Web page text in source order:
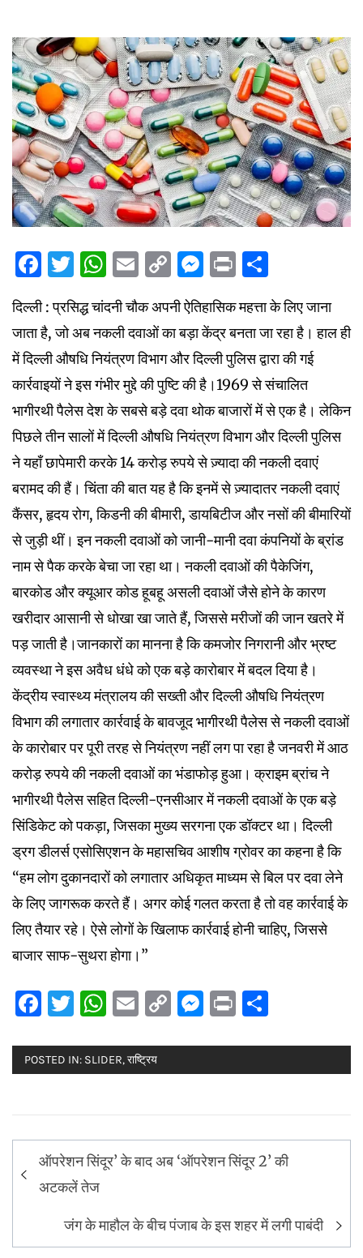
Facebook
Twitter
WhatsApp
Email
Copy
Link
Messenger
Print
दिल्ली : प्रसिद्ध चांदनी चौक अपनी ऐतिहासिक महत्ता के लिए जाना
जाता है, जो अब नकली दवाओं का बड़ा केंद्र बनता जा रहा है। हाल ही
में दिल्ली औषधि नियंत्रण विभाग और दिल्ली पुलिस द्वारा की गई
कार्रवाइयों ने इस गंभीर मुद्दे की पुष्टि की है।1969 से संचालित
भागीरथी पैलेस देश के सबसे बड़े दवा थोक बाजारों में से एक है। लेकिन
पिछले तीन सालों में दिल्ली औषधि नियंत्रण विभाग और दिल्ली पुलिस
ने यहाँ छापेमारी करके 14 करोड़ रुपये से ज़्यादा की नकली दवाएं
बरामद की हैं। चिंता की बात यह है कि इनमें से ज़्यादातर नकली दवाएं
कैंसर, हृदय रोग, किडनी की बीमारी, डायबिटीज और नसों की बीमारियों
से जुड़ी थीं। इन नकली दवाओं को जानी-मानी दवा कंपनियों के ब्रांड
नाम से पैक करके बेचा जा रहा था। नकली दवाओं की पैकेजिंग,
बारकोड और क्यूआर कोड हूबहू असली दवाओं जैसे होने के कारण
खरीदार आसानी से धोखा खा जाते हैं, जिससे मरीजों की जान खतरे में
पड़ जाती है।जानकारों का मानना है कि कमजोर निगरानी और भ्रष्ट
व्यवस्था ने इस अवैध धंधे को एक बड़े कारोबार में बदल दिया है।
केंद्रीय स्वास्थ्य मंत्रालय की सख्ती और दिल्ली औषधि नियंत्रण
विभाग की लगातार कार्रवाई के बावजूद भागीरथी पैलेस से नकली दवाओं
के कारोबार पर पूरी तरह से नियंत्रण नहीं लग पा रहा है जनवरी में आठ
करोड़ रुपये की नकली दवाओं का भंडाफोड़ हुआ। क्राइम ब्रांच ने
भागीरथी पैलेस सहित दिल्ली-एनसीआर में नकली दवाओं के एक बड़े
सिंडिकेट को पकड़ा, जिसका मुख्य सरगना एक डॉक्टर था। दिल्ली
ड्रग डीलर्स एसोसिएशन के महासचिव आशीष ग्रोवर का कहना है कि
“हम लोग दुकानदारों को लगातार अधिकृत माध्यम से बिल पर दवा लेने
के लिए जागरूक करते हैं। अगर कोई गलत करता है तो वह कार्रवाई के
लिए तैयार रहे। ऐसे लोगों के खिलाफ कार्रवाई होनी चाहिए, जिससे
बाजार साफ-सुथरा होगा।”
Facebook
Twitter
WhatsApp
Email
CopyMessenger
Print
POSTED IN: SLIDER,राष्ट्रिय
Post
navigation
ऑपरेशन सिंदूर’ के बाद अब ‘ऑपरेशन सिंदूर 2’ की
अटकलें तेज
जंग के माहौल के बीच पंजाब के इस शहर में लगी पाबंदी